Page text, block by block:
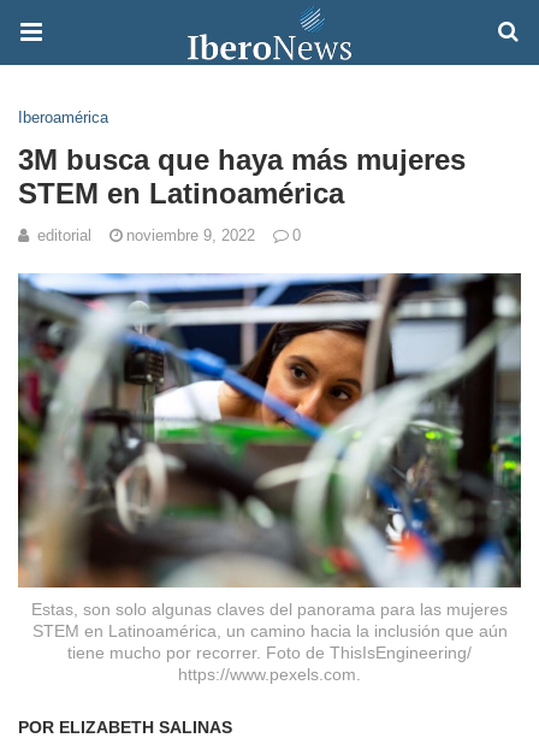
Iberoamérica
3M busca que haya más mujeres
STEM en Latinoamérica
editorial noviembre 9, 2022 0
Estas, son solo algunas claves del panorama para las mujeres
STEM en Latinoamérica, un camino hacia la inclusión que aún
tiene mucho por recorrer. Foto de ThisIsEngineering/
https://www.pexels.com.
POR ELIZABETH SALINAS